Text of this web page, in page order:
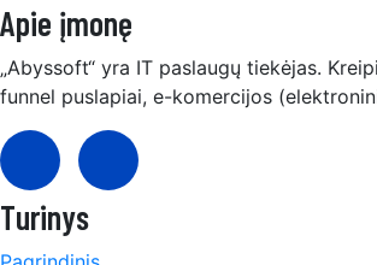
Apie įmonę
„Abyssoft“ yra IT paslaugų tiekėjas.
funnel puslapiai, e-komercijos
Turinys